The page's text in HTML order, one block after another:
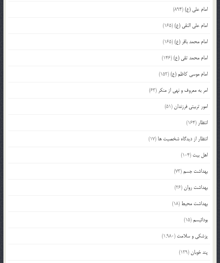
امام علی (ع)(894)
امام علی النقی (ع)(165)
امام محمد باقر (ع)(165)
امام محمد تقی (ع)(146)
امام موسی کاظم (ع)(152)
امر به معروف و نهی از منکر (63)
امور تربیتی فرزندان(51)
انتظار (164)
انتظار از دیدگاه شخصیت ها (17)
اهل بیت (104)
بهداشت جسم(73)
بهداشت روان(26)
بهداشت محیط (18)
بودائیسم(15)
پزشکی و سلامت (1,980)
پند خوبان(129)